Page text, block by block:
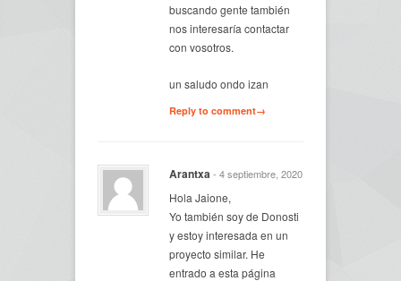
buscando gente también
nos interesaría contactar
con vosotros.
un saludo ondo izan
Reply to comment→
Arantxa- 4 septiembre, 2020
Hola Jaione,
Yo también soy de Donosti
y estoy interesada en un
proyecto similar. He
entrado a esta página